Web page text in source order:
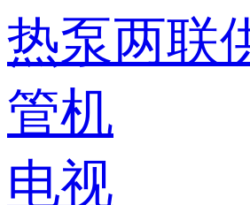
热泵两联
管机
电视